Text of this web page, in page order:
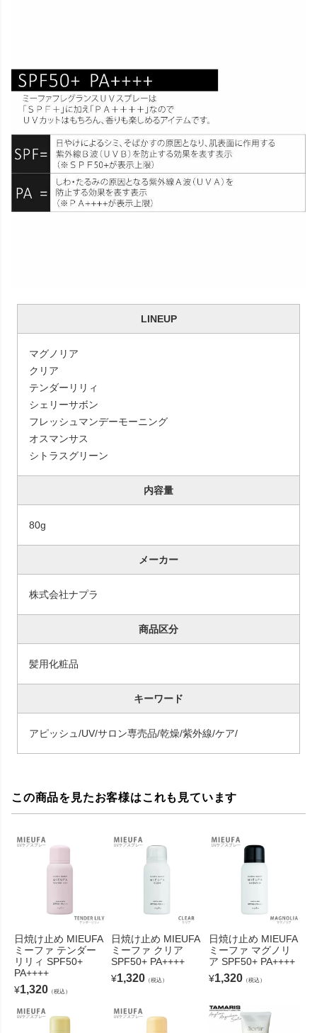
LINEUP
マグノリア
クリア
テンダーリリィ
シェリーサボン
フレッシュマンデーモーニング
オスマンサス
シトラスグリーン
内容量
80g
メーカー
株式会社ナプラ
商品区分
髪用化粧品
キーワード
アピッシュ/UV/サロン専売品/乾燥/紫外線/ケア/
この商品を見たお客様はこれも見ています
日焼け止め MIEUFA
ミーファ テンダー
リリィ SPF50+
PA++++
¥1,320 （税込）
日焼け止め MIEUFA
ミーファ クリア
SPF50+ PA++++
¥1,320 （税込）
日焼け止め MIEUFA
ミーファ マグノリ
ア SPF50+ PA++++
¥1,320（税込）